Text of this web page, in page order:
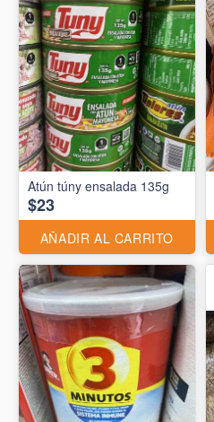
Atún túny ensalada 135g
$23
AÑADIR AL CARRITO